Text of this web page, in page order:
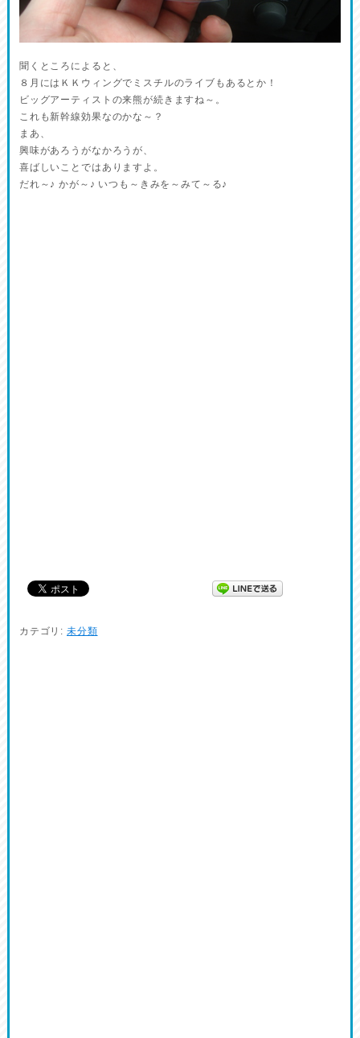
聞くところによると、
８月にはＫＫウィングでミスチルのライブもあるとか！
ビッグアーティストの来熊が続きますね～。
これも新幹線効果なのかな～？
まあ、
興味があろうがなかろうが、
喜ばしいことではありますよ。
だれ～♪ かが～♪ いつも～きみを～みて～る♪
カテゴリ: 未分類